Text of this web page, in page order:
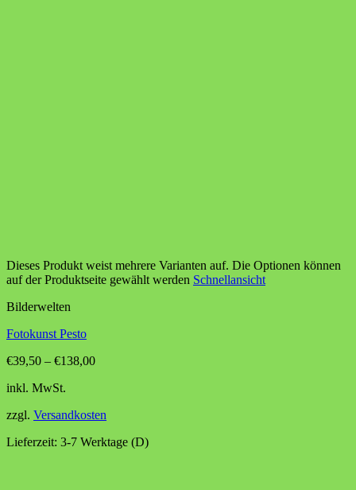
Dieses Produkt weist mehrere Varianten auf. Die Optionen können
auf der Produktseite gewählt werden Schnellansicht
Bilderwelten
Fotokunst Pesto
€39,50 – €138,00
inkl. MwSt.
zzgl. Versandkosten
Lieferzeit: 3-7 Werktage (D)